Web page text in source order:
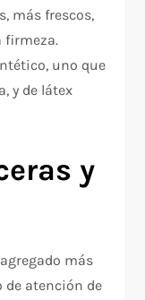
más frescos,
firmeza.
uno que
y de látex
y
más
de atención de